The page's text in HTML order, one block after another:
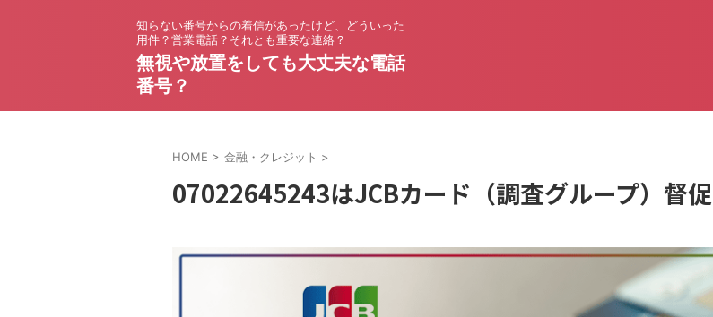
知らない番号からの着信があったけど、どういった
用件？営業電話？それとも重要な連絡？
無視や放置をしても大丈夫な電話
番号？
HOME > 金融・クレジット >
07022645243はJCBカード（調査グループ）督促